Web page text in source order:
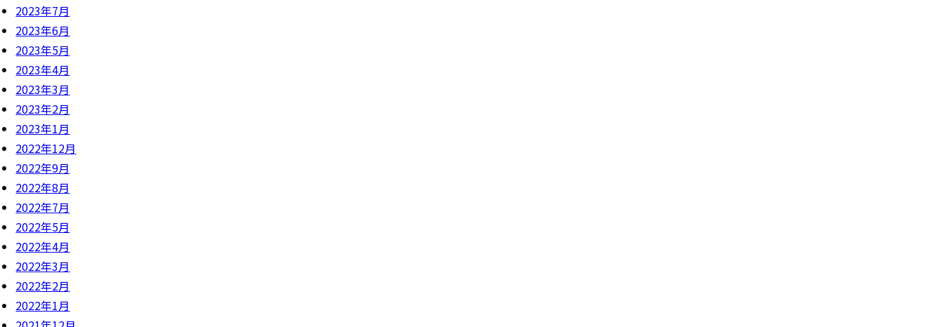
2023年7月
2023年6月
2023年5月
2023年4月
2023年3月
2023年2月
2023年1月
2022年12月
2022年9月
2022年8月
2022年7月
2022年5月
2022年4月
2022年3月
2022年2月
2022年1月